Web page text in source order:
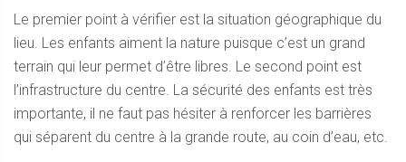
Le premier point à vérifier est la situation géographique du
lieu. Les enfants aiment la nature puisque c’est un grand
terrain qui leur permet d’être libres. Le second point est
l’infrastructure du centre. La sécurité des enfants est très
importante, il ne faut pas hésiter à renforcer les barrières
qui séparent du centre à la grande route, au coin d’eau, etc.